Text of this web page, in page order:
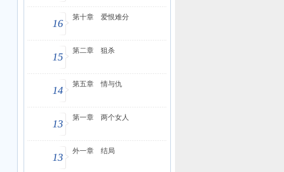
16
第十章 爱恨难分
15
第二章 狙杀
14
第五章 情与仇
13
第一章 两个女人
13
外一章 结局